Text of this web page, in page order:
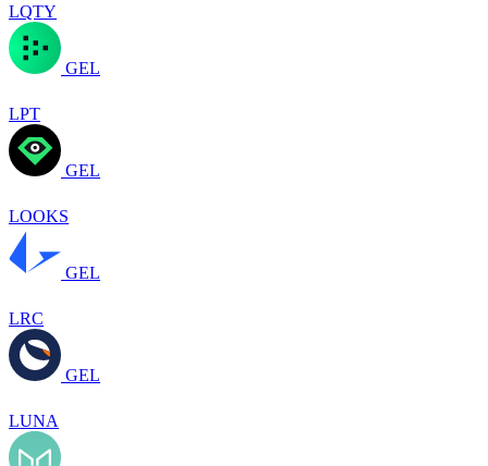
LQTY
GEL
LPT
GEL
LOOKS
GEL
LRC
GEL
LUNA